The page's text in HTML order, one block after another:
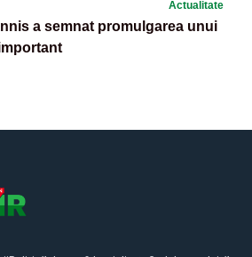
Actualitate
a semnat promulgarea unui